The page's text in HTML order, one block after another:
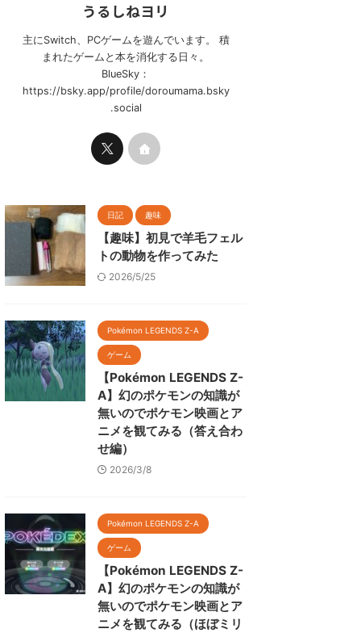
うるしねヨリ
主にSwitch、PCゲームを遊んでいます。 積
まれたゲームと本を消化する日々。
BlueSky：
https://bsky.app/profile/doroumama.bsky
.social
日記 趣味
【趣味】初見で羊毛フェル
トの動物を作ってみた
2026/5/25
Pokémon LEGENDS Z-A
ゲーム
【Pokémon LEGENDS Z-
A】幻のポケモンの知識が
無いのでポケモン映画とア
ニメを観てみる（答え合わ
せ編）
2026/3/8
Pokémon LEGENDS Z-A
ゲーム
【Pokémon LEGENDS Z-
A】幻のポケモンの知識が
無いのでポケモン映画とア
ニメを観てみる（ほぼミリ